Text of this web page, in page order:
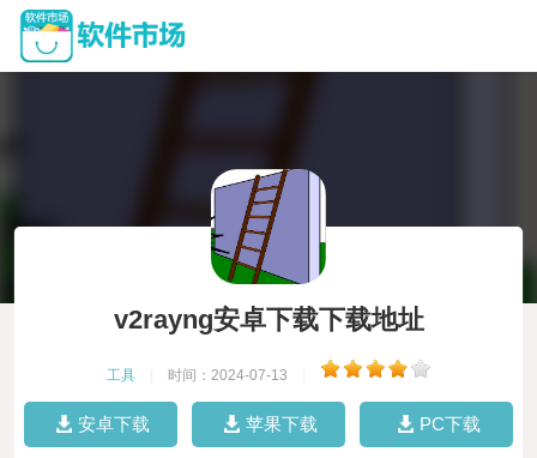
v2rayng安卓下载下载地址
工具 时间：2024-07-13
安卓下载 苹果下载 PC下载